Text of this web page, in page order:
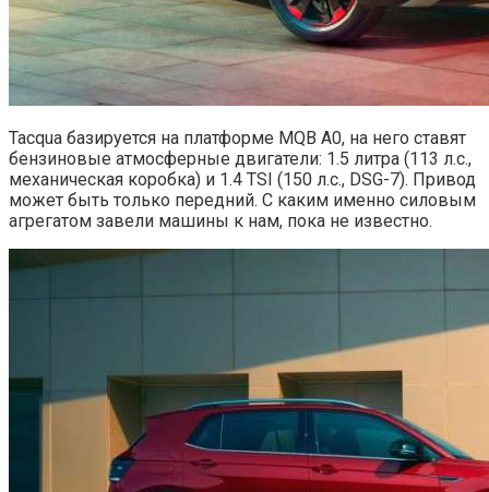
Tacqua базируется на платформе MQB A0, на него ставят
бензиновые атмосферные двигатели: 1.5 литра (113 л.с.,
механическая коробка) и 1.4 TSI (150 л.с., DSG-7). Привод
может быть только передний. С каким именно силовым
агрегатом завели машины к нам, пока не известно.